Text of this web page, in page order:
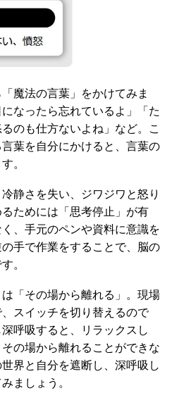
魔法の言葉」をかけてみま
なったら忘れているよ」「た
のも仕方ないよね」など。こ
葉を自分にかけると、言葉の
。
静さを失い、ジワジワと怒り
ためには「思考停止」が有
、手元のペンや資料に意識を
手で作業をすることで、脳の
。
「その場から離れる」。現場
スイッチを切り替えるので
呼吸すると、リラックスし
の場から離れることができな
界と自分を遮断し、深呼吸し
ましょう。